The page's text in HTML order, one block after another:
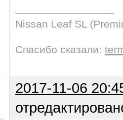
Nissan Leaf SL
Спасибо сказали:
2017-11-06